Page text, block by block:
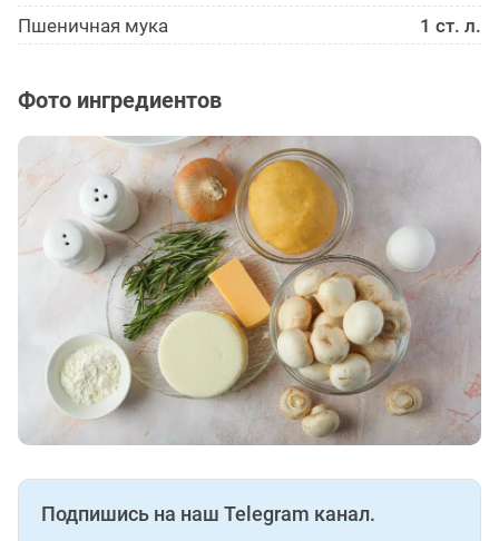
Пшеничная мука
1 ст. л.
Фото ингредиентов
Подпишись на наш Telegram канал.